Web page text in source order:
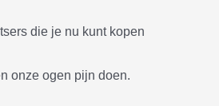
onze ogen pijn doen.